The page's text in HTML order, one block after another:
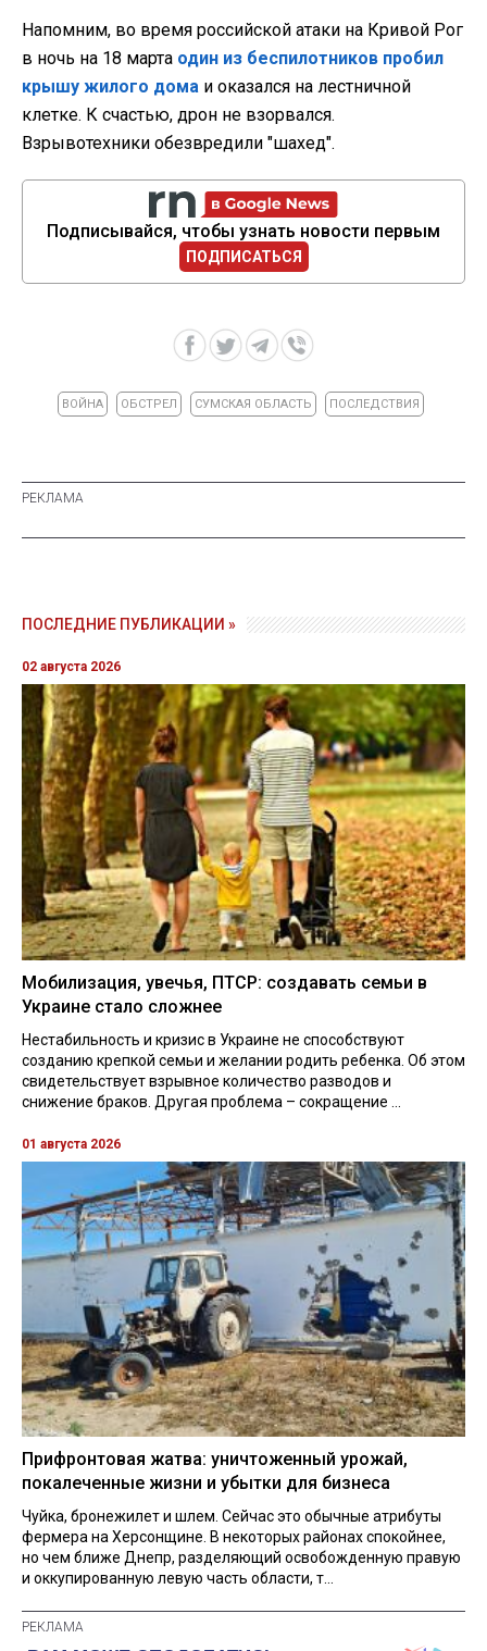
Напомним, во время российской атаки на Кривой Рог
в ночь на 18 марта один из беспилотников пробил
крышу жилого дома и оказался на лестничной
клетке. К счастью, дрон не взорвался.
Взрывотехники обезвредили "шахед".
Подписывайся, чтобы узнать новости первым
ПОДПИСАТЬСЯ
ВОЙНА ОБСТРЕЛ СУМСКАЯ ОБЛАСТЬ ПОСЛЕДСТВИЯ
ПОСЛЕДНИЕ ПУБЛИКАЦИИ »
02 августа 2026
Мобилизация, увечья, ПТСР: создавать семьи в
Украине стало сложнее
Нестабильность и кризис в Украине не способствуют
созданию крепкой семьи и желании родить ребенка. Об этом
свидетельствует взрывное количество разводов и
снижение браков. Другая проблема – сокращение ...
01 августа 2026
Прифронтовая жатва: уничтоженный урожай,
покалеченные жизни и убытки для бизнеса
Чуйка, бронежилет и шлем. Сейчас это обычные атрибуты
фермера на Херсонщине. В некоторых районах спокойнее,
но чем ближе Днепр, разделяющий освобожденную правую
и оккупированную левую часть области, т...